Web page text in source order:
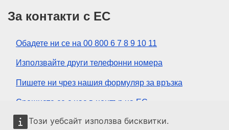
Този уебсайт използва бисквитки.
За контакти с ЕС
Обадете ни се на 00 800 6 7 8 9 10 11
Използвайте други телефонни номера
Пишете ни чрез нашия формуляр за връзка
Срещнете се с нас в център на ЕС